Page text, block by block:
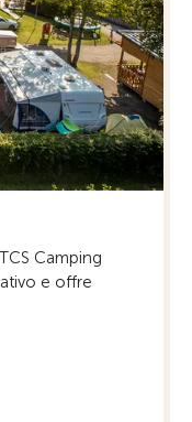
Camping
e offre